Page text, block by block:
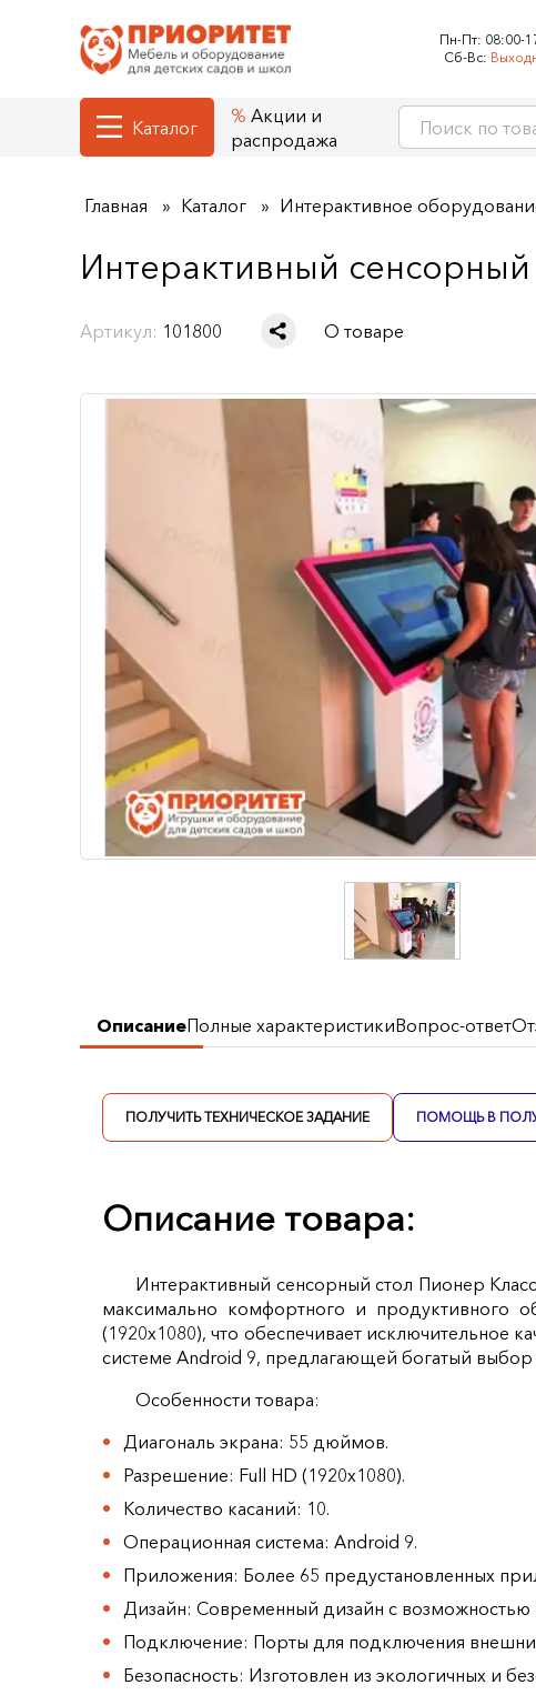
Пн-Пт: 08:00-
Сб-Вс:
Каталог
Акции и
распродажа
Главная Каталог Интерактивное
Интерактивный
Артикул: 101800 О товаре
ОписаниеПолные характеристикиВопрос-ответ
ПОЛУЧИТЬ ТЕХНИЧЕСКОЕ ЗАДАНИЕ ПОМОЩЬ В
Описание товара:
Интерактивный сенсорный стол Пионер
максимально комфортного и
(1920x1080), что обеспечивает исключительное
системе Android 9, предлагающей богатый
Особенности товара:
Диагональ экрана: 55 дюймов.
Разрешение: Full HD (1920x1080).
Количество касаний: 10.
Операционная система: Android 9.
Приложения: Более 65 предустановленных
Дизайн: Современный дизайн с
Подключение: Порты для подключения
Безопасность: Изготовлен из экологичных и